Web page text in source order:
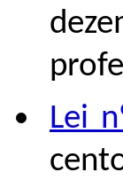
Lei